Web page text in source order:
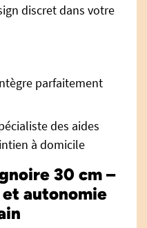
discret dans votre
parfaitement
des aides
à domicile
30 cm –
autonomie